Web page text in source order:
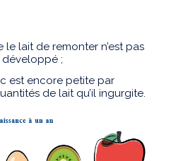
lait de remonter n’est pas
;
est encore petite par
de lait qu’il ingurgite.